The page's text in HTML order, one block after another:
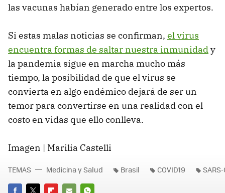
las vacunas habían generado entre los expertos.
Si estas malas noticias se confirman, el virus
encuentra formas de saltar nuestra inmunidady
la pandemia sigue en marcha mucho más
tiempo, la posibilidad de que el virus se
convierta en algo endémico dejará de ser un
temor para convertirse en una realidad con el
costo en vidas que ello conlleva.
Imagen | Marilia Castelli
TEMAS Medicina y Salud Brasil COVID19